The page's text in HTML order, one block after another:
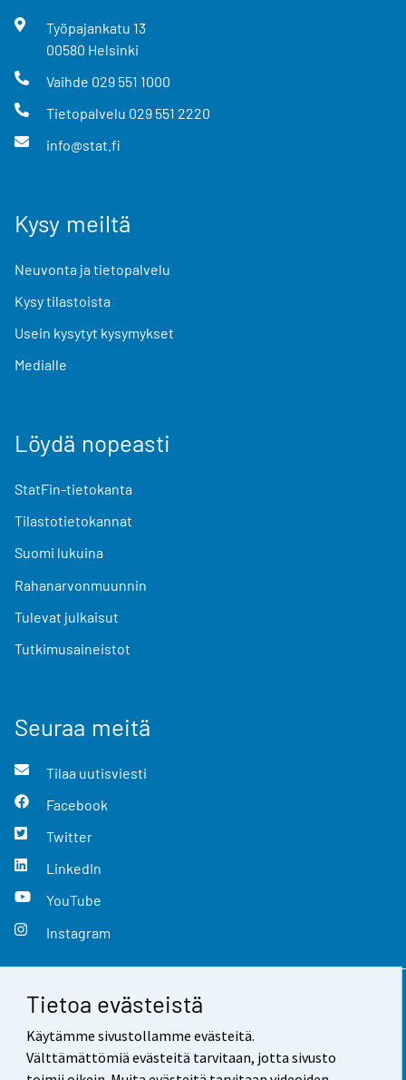
Tietoa evästeistä
Käytämme sivustollamme evästeitä.
Välttämättömiä evästeitä tarvitaan, jotta sivusto
Työpajankatu 13
00580 Helsinki
Vaihde 029 551 1000
Tietopalvelu 029 551 2220
info@stat.fi
Kysy meiltä
Neuvonta ja tietopalvelu
Kysy tilastoista
Usein kysytyt kysymykset
Medialle
Löydä nopeasti
StatFin-tietokanta
Tilastotietokannat
Suomi lukuina
Rahanarvonmuunnin
Tulevat julkaisut
Tutkimusaineistot
Seuraa meitä
Tilaa uutisviesti
Facebook
Twitter
LinkedIn
YouTube
Instagram
Yhteystiedot
Palaute